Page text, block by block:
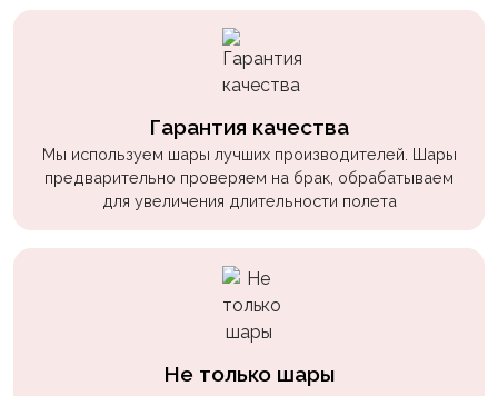
Гарантия качества
Мы используем шары лучших производителей. Шары
предварительно проверяем на брак, обрабатываем
для увеличения длительности полета
Не только шары
Ферма